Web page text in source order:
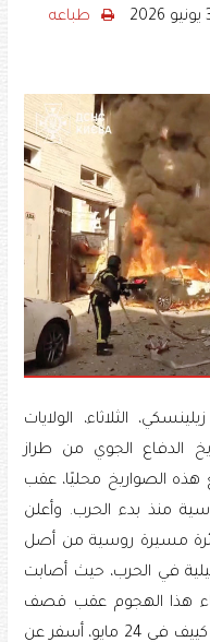
طباعه
الثلاثاء، الولايات
الدفاع الجوي من طراز
هذه الصواريخ محليًا، عقب
منذ بدء الحرب. وأعلن
الأوكراني إسقاط 228 طائرة مسيرة روسية من أصل
في الحرب، حيث أصابت
في 18 موقعًا. وجاء هذا الهجوم عقب قصف
صاروخي وطائرات مسيرة مكثف على كييف في 24 مايو، أسفر عن